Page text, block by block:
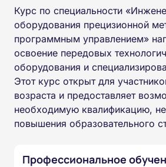
Курс по специальности
оборудования прецизионной
программным управлением»
освоение передовых
оборудования и
Этот курс открыт для
возраста и предоставляет
необходимую квалификацию,
повышения образовательного
Профессиональное